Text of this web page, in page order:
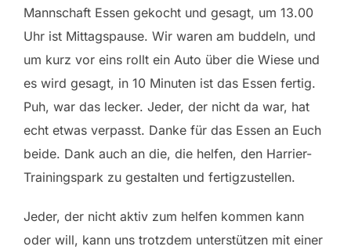
Mannschaft Essen gekocht und gesagt, um 13.00
Uhr ist Mittagspause. Wir waren am buddeln, und
um kurz vor eins rollt ein Auto über die Wiese und
es wird gesagt, in 10 Minuten ist das Essen fertig.
Puh, war das lecker. Jeder, der nicht da war, hat
echt etwas verpasst. Danke für das Essen an Euch
beide. Dank auch an die, die helfen, den Harrier-
Trainingspark zu gestalten und fertigzustellen.
Jeder, der nicht aktiv zum helfen kommen kann
oder will, kann uns trotzdem unterstützen mit einer